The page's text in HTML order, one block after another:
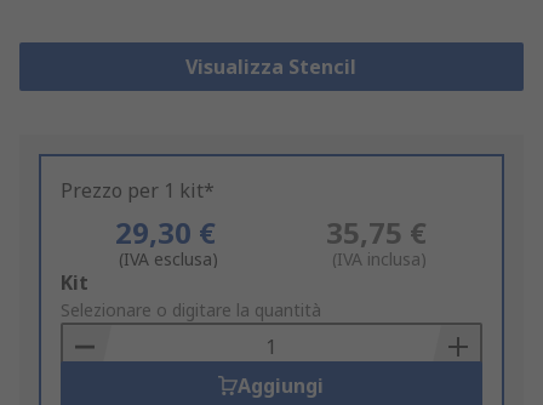
Visualizza Stencil
Prezzo per 1 kit*
29,30 €
(IVA esclusa)
35,75 €
(IVA inclusa)
Add
to
Basket
Kit
Selezionare o digitare la quantità
Aggiungi